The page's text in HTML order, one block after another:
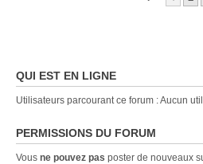
QUI EST EN LIGNE
Utilisateurs parcourant ce forum : Aucun
PERMISSIONS DU FORUM
Vous ne pouvez pas poster de nouveaux